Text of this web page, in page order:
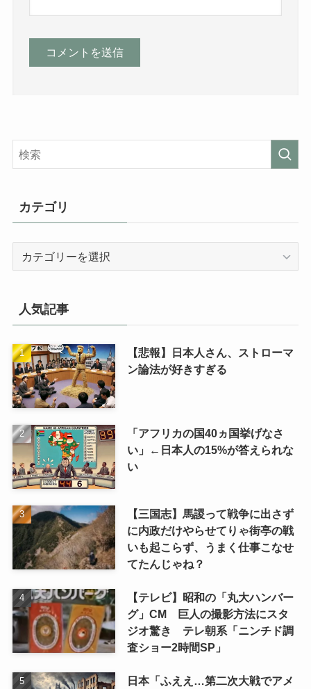
カテゴリ
人気記事
【悲報】日本人さん、ストローマ
ン論法が好きすぎる
「アフリカの国40ヵ国挙げなさ
い」←日本人の15%が答えられな
い
【三国志】馬謖って戦争に出さず
に内政だけやらせてりゃ街亭の戦
いも起こらず、うまく仕事こなせ
てたんじゃね？
【テレビ】昭和の「丸大ハンバー
グ」CM 巨人の撮影方法にスタ
ジオ驚き テレ朝系「ニンチド調
査ショー2時間SP」
日本「ふええ…第二次大戦でアメ